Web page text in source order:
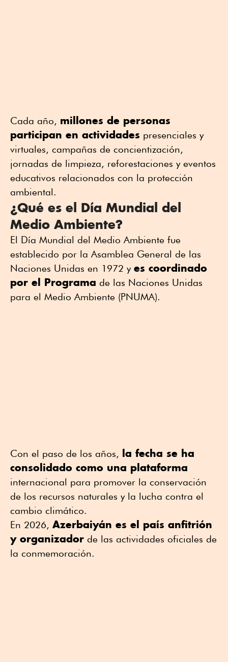
Cada año, millones de personas
participan en actividades presenciales y
virtuales, campañas de concientización,
jornadas de limpieza, reforestaciones y eventos
educativos relacionados con la protección
ambiental.
¿Qué es el Día Mundial del
Medio Ambiente?
El Día Mundial del Medio Ambiente fue
establecido por la Asamblea General de las
Naciones Unidas en 1972 y es coordinado
por el Programa de las Naciones Unidas
para el Medio Ambiente (PNUMA).
Con el paso de los años, la fecha se ha
consolidado como una plataforma
internacional para promover la conservación
de los recursos naturales y la lucha contra el
cambio climático.
En 2026, Azerbaiyán es el país anfitrión
y organizador de las actividades oficiales de
la conmemoración.